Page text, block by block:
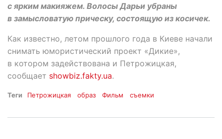
с ярким макияжем. Волосы Дарьи убраны
в замысловатую прическу, состоящую из косичек.
Как известно, летом прошлого года в Киеве начали
снимать юмористический проект «Дикие»,
в котором задействована и Петрожицкая,
сообщает showbiz.fakty.ua.
Теги Петрожицкая образ Фильм съемки